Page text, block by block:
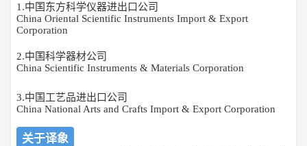
1.中国东方科学仪器进出口公司
China Oriental Scientific Instruments Import & Export
Corporation
2.中国科学器材公司
China Scientific Instruments & Materials Corporation
3.中国工艺品进出口公司
China National Arts and Crafts Import & Export Corporation
关于译象